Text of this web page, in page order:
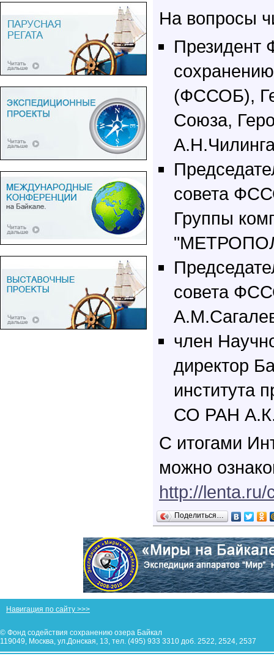
На вопросы
Президент
(ФССОБ),
Союза,
совета
Группы
совета
член
директор
института
СО РАН
С итогами
можно
http://lenta.ru/
Поделиться…
Навигация по сайту >>>
© Фонд содействия сохранению озера Байкал
119049, Москва, ул.Донская, 13, тел. (495) 933 3310 доб. 2522, 2524, 2537